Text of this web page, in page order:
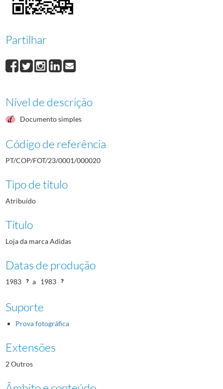
000021Adi Dassler
000026Anabela Fernandes
000028
(...)
Partilhar
Nível de descrição
Documento simples
Código de referência
PT/COP/FOT/23/0001/000020
Tipo de título
Atribuído
Título
Loja da marca Adidas
Datas de produção
1983 a 1983
Suporte
Prova fotográfica
Extensões
2 Outros